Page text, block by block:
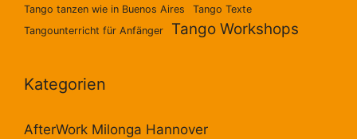
Tango tanzen wie in Buenos Aires
Tango Texte
Tangounterricht für Anfänger
Tango Workshops
Kategorien
AfterWork Milonga Hannover